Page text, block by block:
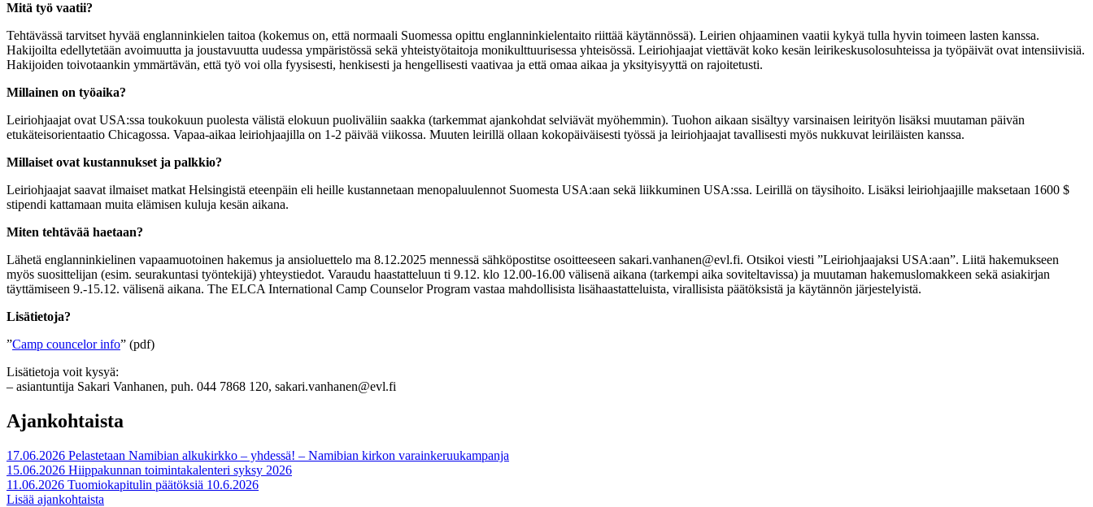
Mitä työ vaatii?
Tehtävässä tarvitset hyvää englanninkielen taitoa (kokemus on, että normaali Suomessa opittu englanninkielentaito riittää käytännössä). Leirien ohjaaminen vaatii kykyä tulla hyvin toimeen lasten kanssa.
Hakijoilta edellytetään avoimuutta ja joustavuutta uudessa ympäristössä sekä yhteistyötaitoja monikulttuurisessa yhteisössä. Leiriohjaajat viettävät koko kesän leirikeskusolosuhteissa ja työpäivät ovat intensiivisiä.
Hakijoiden toivotaankin ymmärtävän, että työ voi olla fyysisesti, henkisesti ja hengellisesti vaativaa ja että omaa aikaa ja yksityisyyttä on rajoitetusti.
Millainen on työaika?
Leiriohjaajat ovat USA:ssa toukokuun puolesta välistä elokuun puoliväliin saakka (tarkemmat ajankohdat selviävät myöhemmin). Tuohon aikaan sisältyy varsinaisen leirityön lisäksi muutaman päivän
etukäteisorientaatio Chicagossa. Vapaa-aikaa leiriohjaajilla on 1-2 päivää viikossa. Muuten leirillä ollaan kokopäiväisesti työssä ja leiriohjaajat tavallisesti myös nukkuvat leiriläisten kanssa.
Millaiset ovat kustannukset ja palkkio?
Leiriohjaajat saavat ilmaiset matkat Helsingistä eteenpäin eli heille kustannetaan menopaluulennot Suomesta USA:aan sekä liikkuminen USA:ssa. Leirillä on täysihoito. Lisäksi leiriohjaajille maksetaan 1600 $
stipendi kattamaan muita elämisen kuluja kesän aikana.
Miten tehtävää haetaan?
Lähetä englanninkielinen vapaamuotoinen hakemus ja ansioluettelo ma 8.12.2025 mennessä sähköpostitse osoitteeseen sakari.vanhanen@evl.fi. Otsikoi viesti ”Leiriohjaajaksi USA:aan”. Liitä hakemukseen
myös suosittelijan (esim. seurakuntasi työntekijä) yhteystiedot. Varaudu haastatteluun ti 9.12. klo 12.00-16.00 välisenä aikana (tarkempi aika soviteltavissa) ja muutaman hakemuslomakkeen sekä asiakirjan
täyttämiseen 9.-15.12. välisenä aikana. The ELCA International Camp Counselor Program vastaa mahdollisista lisähaastatteluista, virallisista päätöksistä ja käytännön järjestelyistä.
Lisätietoja?
”Camp councelor info” (pdf)
Lisätietoja voit kysyä:
– asiantuntija Sakari Vanhanen, puh. 044 7868 120, sakari.vanhanen@evl.fi
Ajankohtaista
17.06.2026 Pelastetaan Namibian alkukirkko – yhdessä! – Namibian kirkon varainkeruukampanja
15.06.2026 Hiippakunnan toimintakalenteri syksy 2026
11.06.2026 Tuomiokapitulin päätöksiä 10.6.2026
Lisää ajankohtaista